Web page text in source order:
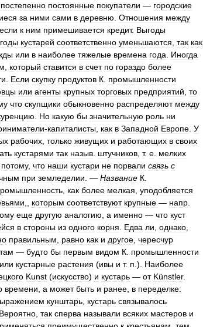
постепенно постоянные покупатели — городские
за ними сами в деревню Отношения между
если к ним примешивается кредит. Выгоды
кустарей соответственно уменьшаются так как
или в наиболее тяжелые времена года
Иногда
который ставится в счет по гораздо более
Если скупку продуктов К промышленности
или агенты крупных торговых предприятий то
что скупщики обыкновенно распределяют между
Но какую бы значительную роль ни
-капиталисты как в Западной Европе У
рабочих только живущих и работающих в своих
кустарями так назыв штучников т. е мелких
потому, что наши кустари не порвали связь с
при земледелии . — Название К
как более мелкая уподобляется
которым соответствуют крупные — напр
еще другую аналогию а именно — что куст
в стороны из одного корня Едва ли однако
правильным равно как и другое чересчур
— будто бы первым видом К промышленности
кустарные растения (ивы и т. п .). Наиболее
Kunst (искусство) и кустарь — от Künstler.
времени а может быть и ранее в переделке:
кунштарь кустарь связывалось
Вероятно так сперва называли всяких мастеров и